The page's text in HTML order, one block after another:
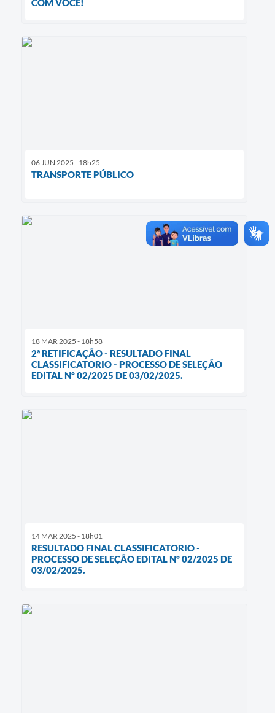
COM VOCÊ!
06 JUN 2025 - 18h25
TRANSPORTE PÚBLICO
18 MAR 2025 - 18h58
2ª RETIFICAÇÃO - RESULTADO FINAL
CLASSIFICATORIO - PROCESSO DE SELEÇÃO
EDITAL Nº 02/2025 DE 03/02/2025.
14 MAR 2025 - 18h01
RESULTADO FINAL CLASSIFICATORIO -
PROCESSO DE SELEÇÃO EDITAL Nº 02/2025 DE
03/02/2025.